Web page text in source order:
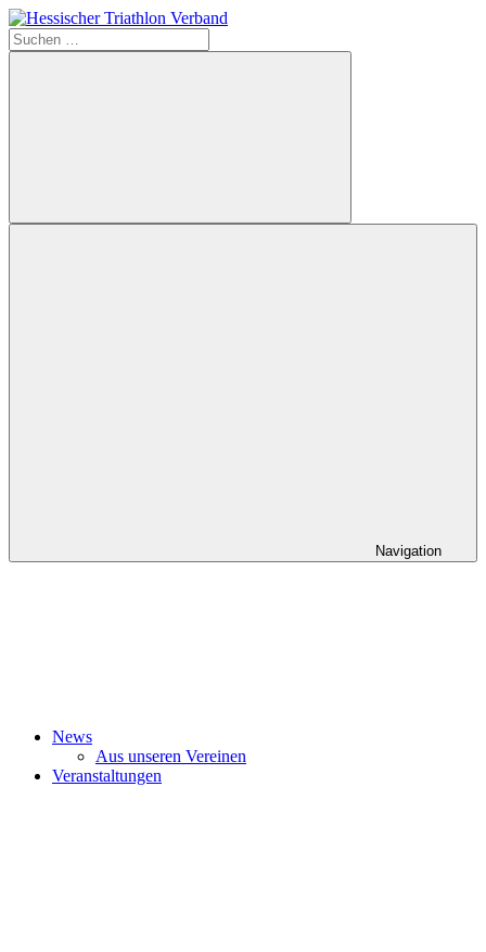
Zum
Inhalt
springen
Hessischer
Suchen
nach:
Suchen
Navigation
News
Aus unseren Vereinen
Veranstaltungen